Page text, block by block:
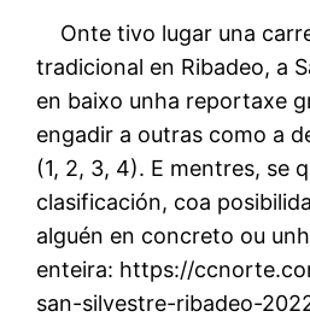
Onte tivo lugar una
tradicional en Ribadeo, a
en baixo unha reportaxe
engadir a outras como a
(1, 2, 3, 4). E mentres, se
clasificación, coa
alguén en concreto ou
enteira: https://
san-silvestre-ribadeo-